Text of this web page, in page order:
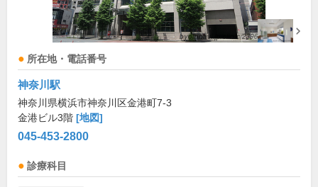
所在地・電話番号
神奈川駅
神奈川県横浜市神奈川区金港町7-3
金港ビル3階 [地図]
045-453-2800
診療科目